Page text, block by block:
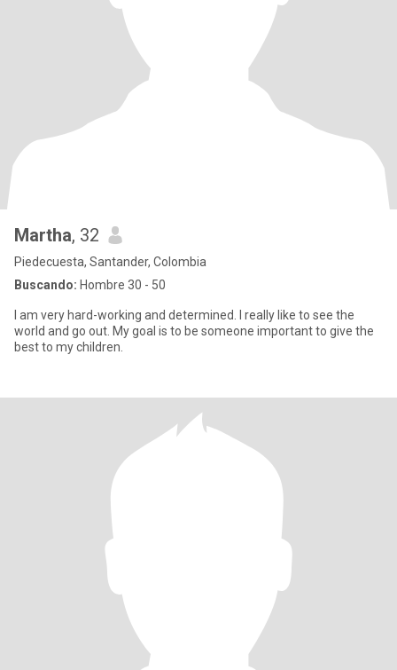
Martha, 32
Piedecuesta, Santander, Colombia
Buscando: Hombre 30 - 50
I am very hard-working and determined. I really like to see the
world and go out. My goal is to be someone important to give the
best to my children.